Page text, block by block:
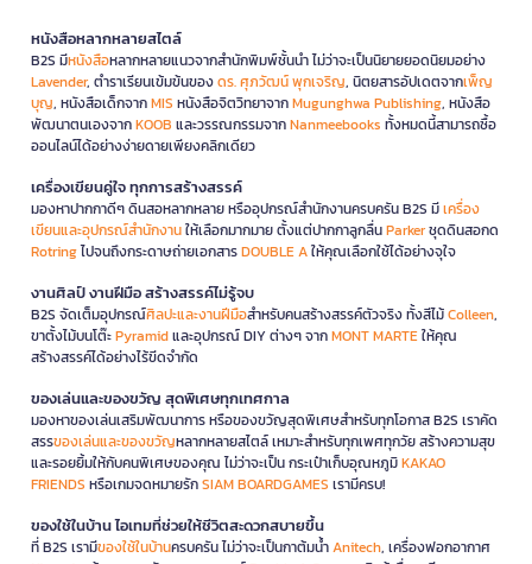
หนังสือหลากหลายสไตล์
B2S มีหนังสือหลากหลายแนวจากสำนักพิมพ์ชั้นนำ ไม่ว่าจะเป็นนิยายยอดนิยมอย่าง
Lavender, ตำราเรียนเข้มข้นของดร. ศุภวัฒน์ พุกเจริญ, นิตยสารอัปเดตจากเพ็ญ
บุญ, หนังสือเด็กจากMIS หนังสือจิตวิทยาจากMugunghwa Publishing, หนังสือ
พัฒนาตนเองจากKOOB และวรรณกรรมจากNanmeebooks ทั้งหมดนี้สามารถซื้อ
ออนไลน์ได้อย่างง่ายดายเพียงคลิกเดียว
เครื่องเขียนคู่ใจ ทุกการสร้างสรรค์
มองหาปากกาดีๆ ดินสอหลากหลาย หรืออุปกรณ์สำนักงานครบครัน B2S มีเครื่อง
เขียนและอุปกรณ์สำนักงานให้เลือกมากมาย ตั้งแต่ปากกาลูกลื่นParkerชุดดินสอกด
Rotringไปจนถึงกระดาษถ่ายเอกสารDOUBLE Aให้คุณเลือกใช้ได้อย่างจุใจ
งานศิลป์ งานฝีมือ สร้างสรรค์ไม่รู้จบ
B2S จัดเต็มอุปกรณ์ศิลปะและงานฝีมือสำหรับคนสร้างสรรค์ตัวจริง ทั้งสีไม้Colleen,
ขาตั้งไม้บนโต๊ะPyramidและอุปกรณ์ DIY ต่างๆ จากMONT MARTEให้คุณ
สร้างสรรค์ได้อย่างไร้ขีดจำกัด
ของเล่นและของขวัญ สุดพิเศษทุกเทศกาล
มองหาของเล่นเสริมพัฒนาการ หรือของขวัญสุดพิเศษสำหรับทุกโอกาส B2S เราคัด
สรรของเล่นและของขวัญหลากหลายสไตล์ เหมาะสำหรับทุกเพศทุกวัย สร้างความสุข
และรอยยิ้มให้กับคนพิเศษของคุณ ไม่ว่าจะเป็น กระเป๋าเก็บอุณหภูมิKAKAO
FRIENDS หรือเกมจดหมายรักSIAM BOARDGAMES เรามีครบ!
ของใช้ในบ้าน ไอเทมที่ช่วยให้ชีวิตสะดวกสบายขึ้น
ที่ B2S เรามีของใช้ในบ้านครบครัน ไม่ว่าจะเป็นกาต้มน้ำAnitech, เครื่องฟอกอากาศ